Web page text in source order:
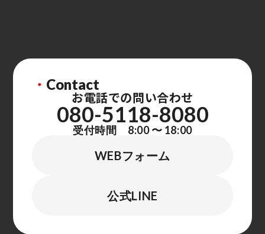
・ Contact
お電話での問い合わせ
080-5118-8080
受付時間 8:00 〜 18:00
WEBフォーム
公式LINE